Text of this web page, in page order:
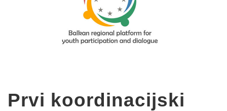
Prvi koordinacijski